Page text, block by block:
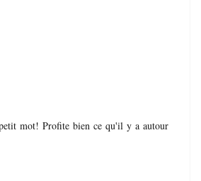
mot! Profite bien ce qu'il y a autour